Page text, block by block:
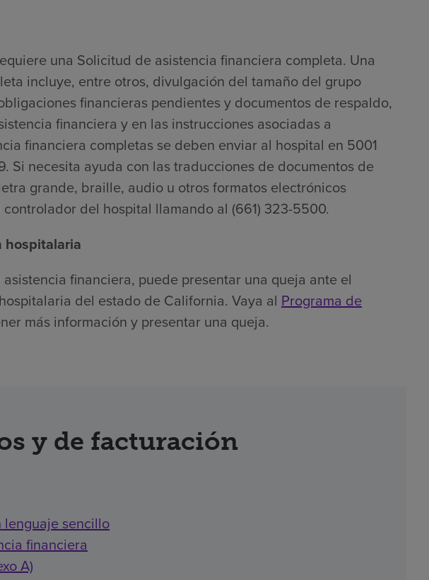
una Solicitud de asistencia financiera completa. Una
incluye, entre otros, divulgación del tamaño del grupo
financieras pendientes y documentos de respaldo,
financiera y en las instrucciones asociadas a
financiera completas se deben enviar al hospital en 5001
Si necesita ayuda con las traducciones de documentos de
grande, braille, audio u otros formatos electrónicos
del hospital llamando al (661) 323-5500.
hospitalaria
financiera, puede presentar una queja ante el
del estado de California. Vaya al Programa de
más información y presentar una queja.
y de facturación
lenguaje sencillo
financiera
A)